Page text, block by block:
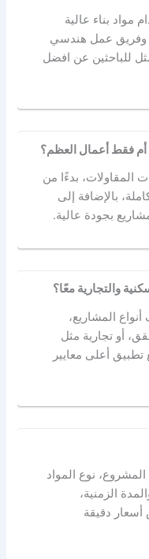
مواد بناء عالية
وفريق عمل هندسي
للباحثين عن افضل
بدءًا من
بالإضافة إلى
بجودة عالية.
المشاريع،
أو تجارية مثل
أعلى معايير
نوع المواد
الزمنية،
دقيقة